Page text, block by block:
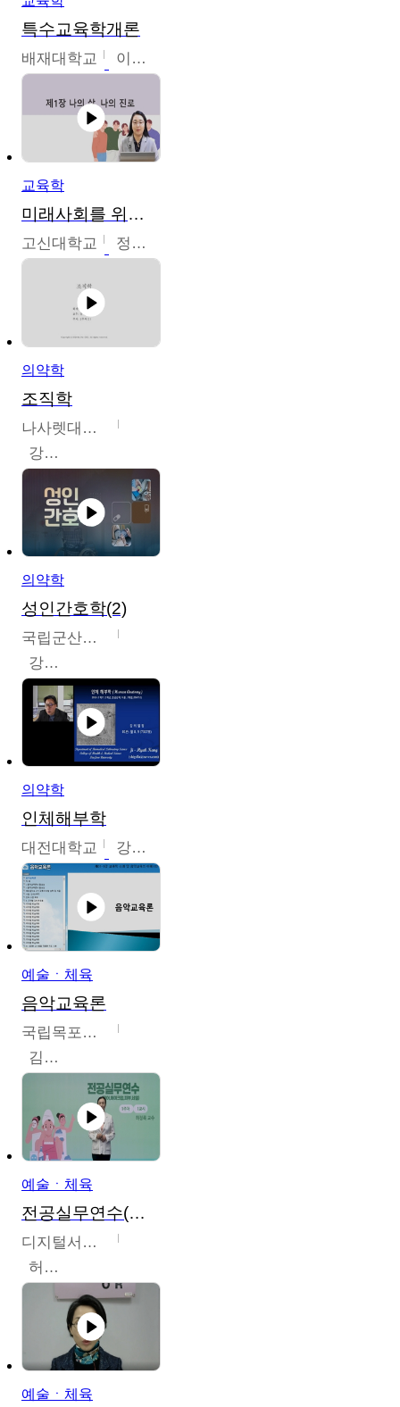
특수교육학개론
배재대학교 이현주
교육학
미래사회를 위한 진로 탐색 및 설계
고신대학교 정주영
의약학
조직학
나사렛대학교
강지언
의약학
성인간호학(2)
국립군산대학교
강경아
의약학
인체해부학
대전대학교 강지혁
예술ㆍ체육
음악교육론
국립목포대학교
김신영
예술ㆍ체육
전공실무연수(헤어,메이크업,피부,네일)
디지털서울문화예술대학교
허정록
예술ㆍ체육